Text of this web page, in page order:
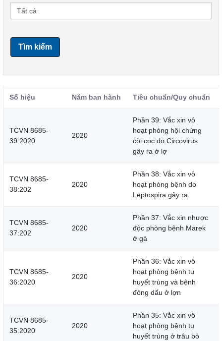
Tìm kiếm
Số hiệu Năm ban hành Tiêu chuẩn/Quy chuẩn
TCVN 8685-
39:2020
2020
Phần 39: Vắc xin vô
hoạt phòng hội chứng
còi cọc do Circovirus
gây ra ở lợ
TCVN 8685-
38:202
2020
Phần 38: Vắc xin vô
hoạt phòng bệnh do
Leptospira gây ra
TCVN 8685-
37:202
2020
Phần 37: Vắc xin nhược
độc phòng bệnh Marek
ở gà
TCVN 8685-
36:2020
2020
Phần 36: Vắc xin vô
hoạt phòng bệnh tụ
huyết trùng và bệnh
đóng dấu ở lợn
TCVN 8685-
35:2020
2020
Phần 35: Vắc xin vô
hoạt phòng bệnh tụ
huyết trùng ở trâu bò